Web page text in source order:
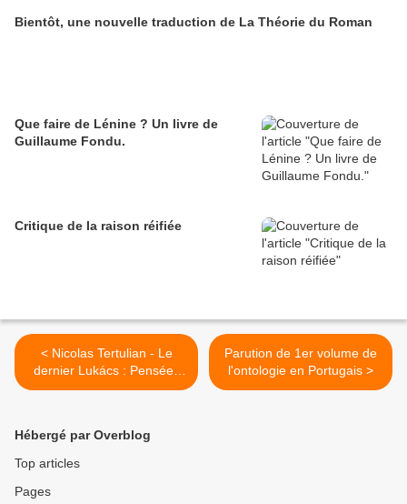
Bientôt, une nouvelle traduction de La Théorie du Roman
Que faire de Lénine ? Un livre de
Guillaume Fondu.
Critique de la raison réifiée
< Nicolas Tertulian - Le
dernier Lukács : Pensées
prémonitoires.
Parution de 1er volume de
l'ontologie en Portugais >
Hébergé par Overblog
Top articles
Pages